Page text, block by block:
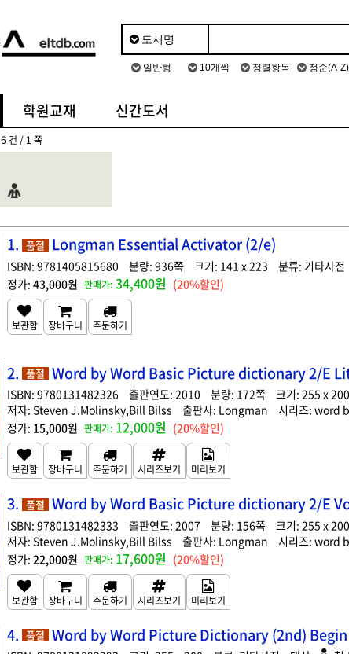
학원교재 신간도서
6 건 / 1 쪽
1. 품절 Longman Essential Activator (2/e)
9781405815680 936 141 x 223 기타사전
43,000원
34,400원 (20%할인)
2. 품절 Word by Word Basic Picture dictionary 2/E
9780131482326 2010 172 255 x 200
Steven J.Molinsky,Bill Bilss
Longman
word
15,000원
12,000원 (20%할인)
3. 품절 Word by Word Basic Picture dictionary 2/E
9780131482333 2007 156 255 x 200
Steven J.Molinsky,Bill Bilss
Longman
word
22,000원
17,600원 (20%할인)
4. 품절 Word by Word Picture Dictionary (2nd)